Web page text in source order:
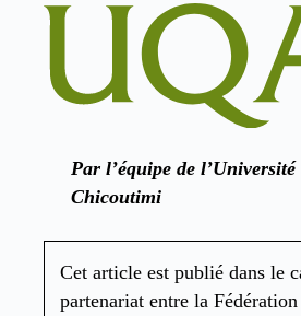
Par l’équipe de
Chicoutimi
Cet article est publié dans le
partenariat entre la